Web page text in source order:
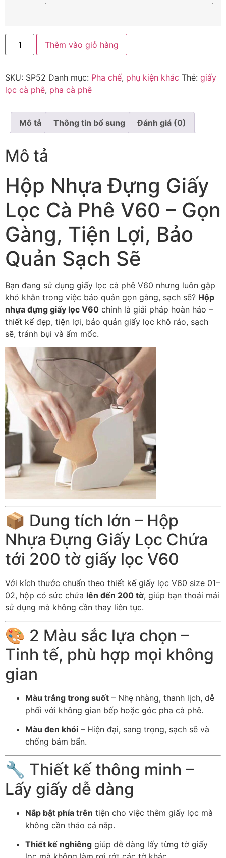
Thêm vào giỏ hàng
SKU: SP52 Danh mục: Pha chế, phụ kiện khác Thẻ: giấy
lọc cà phê, pha cà phê
Mô tả Thông tin bổ sung Đánh giá (0)
Mô tả
Hộp Nhựa Đựng Giấy
Lọc Cà Phê V60 – Gọn
Gàng, Tiện Lợi, Bảo
Quản Sạch Sẽ
Bạn đang sử dụng giấy lọc cà phê V60 nhưng luôn gặp
khó khăn trong việc bảo quản gọn gàng, sạch sẽ? Hộp
nhựa đựng giấy lọc V60 chính là giải pháp hoàn hảo –
thiết kế đẹp, tiện lợi, bảo quản giấy lọc khô ráo, sạch
sẽ, tránh bụi và ẩm mốc.
📦 Dung tích lớn – Hộp
Nhựa Đựng Giấy Lọc Chứa
tới 200 tờ giấy lọc V60
Với kích thước chuẩn theo thiết kế giấy lọc V60 size 01–
02, hộp có sức chứa lên đến 200 tờ, giúp bạn thoải mái
sử dụng mà không cần thay liên tục.
🎨 2 Màu sắc lựa chọn –
Tinh tế, phù hợp mọi không
gian
Màu trắng trong suốt – Nhẹ nhàng, thanh lịch, dễ
phối với không gian bếp hoặc góc pha cà phê.
Màu đen khói – Hiện đại, sang trọng, sạch sẽ và
chống bám bẩn.
🔧 Thiết kế thông minh –
Lấy giấy dễ dàng
Nắp bật phía trên tiện cho việc thêm giấy lọc mà
không cần tháo cả nắp.
Thiết kế nghiêng giúp dễ dàng lấy từng tờ giấy